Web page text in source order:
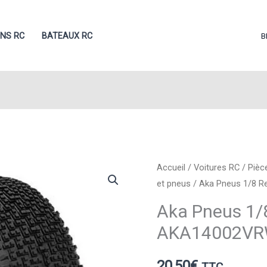
RC BATEAUX RC
Accueil /Voitures RC /
et pneus / Aka Pneus 1/8
Aka Pneus